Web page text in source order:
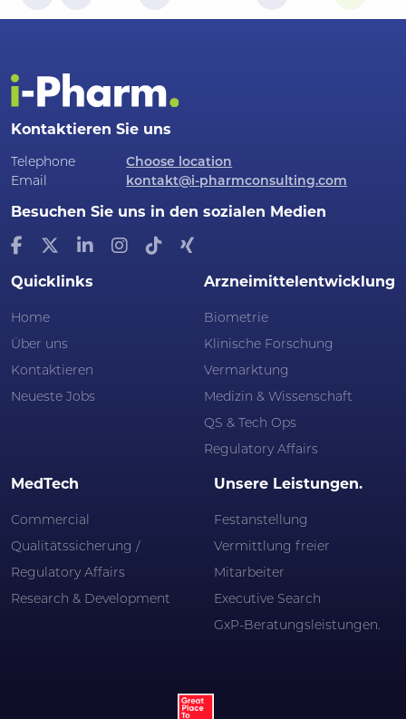
Kontaktieren Sie uns
Telephone
Choose location
Email
kontakt@i-pharmconsulting.com
Besuchen Sie uns in den sozialen Medien
Quicklinks
Home
Über uns
Kontaktieren
Neueste Jobs
Arzneimittelentwicklung
Biometrie
Klinische Forschung
Vermarktung
Medizin & Wissenschaft
QS & Tech Ops
Regulatory Affairs
MedTech
Commercial
Qualitätssicherung /
Regulatory Affairs
Research & Development
Unsere Leistungen.
Festanstellung
Vermittlung freier
Mitarbeiter
Executive Search
GxP-Beratungsleistungen.